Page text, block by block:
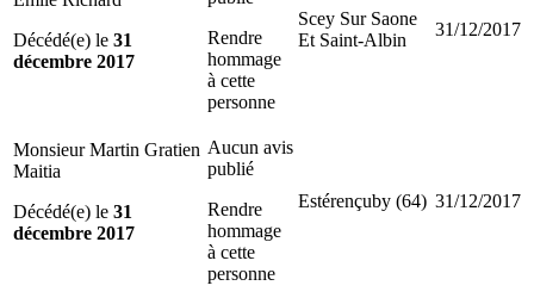
Décédé(e) le 31
décembre 2017
Rendre
hommage
à cette
personne
Scey Sur Saone
Et Saint-Albin
31/12/2017
Monsieur Martin Gratien
Maitia
Décédé(e) le 31
décembre 2017
Aucun avis
publié
Rendre
hommage
à cette
personne
Estérençuby (64) 31/12/2017